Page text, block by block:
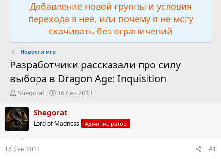
Добавление новой группы и условия
перехода в неё, или почему я не могу
скачивать без ограничений
Новости игр
Разработчики рассказали про силу
выбора в Dragon Age: Inquisition
А
т
о
р
т
м
Shegorat
Д
т
н
а
16 Сен 2013
Shegorat
Lord of Madness Администратор
16 Сен 2013 #1